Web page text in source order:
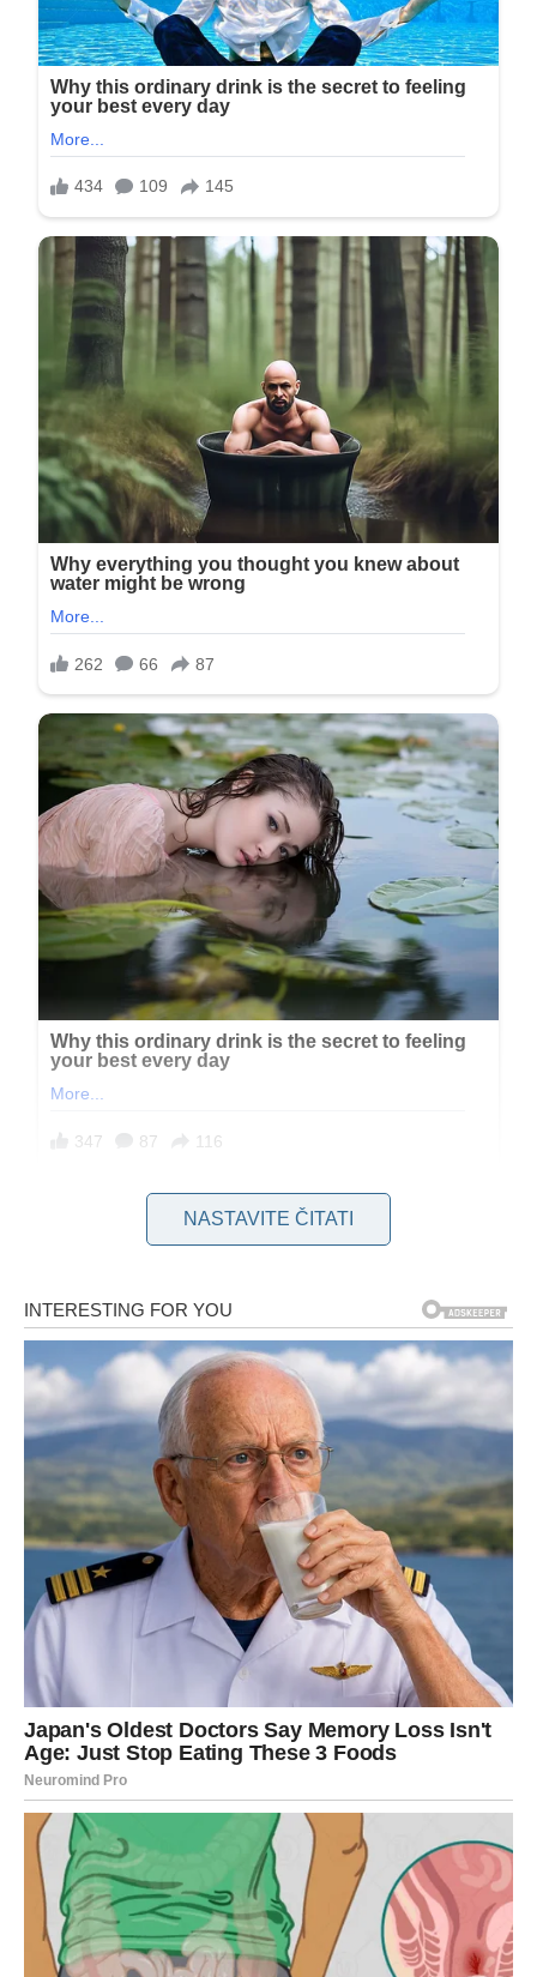
Njezina obitelj tvrdi da je Ava bila izložena kontinuiranom
zlostavljanju od strane svojih vršnjaka, što je na kraju dovelo
ljubaznosti i vedrom duhu, no iza njenog osmijeha skrivala se
duboka patnja koju nitko nije primijetio na vrijeme.
Tetka preminule djevojčice, Paige Day, nije mogla zadržati
suze dok je govorila o gubitku, ističući koliko bi voljela da je
Ava znala da nije bila sama. Te riječi sada odjekuju u srcima
svih koji su poznavali Avi, podsjećajući nas na to koliko je
važno pružiti ljubav, podršku i razumijevanje djeci, čak i kad ne
govore o svom bolu.
Kako bi odali počast svojoj voljenoj, obitelj je organizirala marš
protiv vršnjačkog nasilja, gdje su okupljeni nosili plakate sa
snažnim porukama, poput „Zaustavite zlostavljanje“ i „Dobrota
je važna“. Ovaj marš bio je poziv svim zajednicama da se
povežu i djeluju u borbi protiv nasilja među mladima. Obitelj je
istaknula koliko je važno prepoznati ne samo fizičko nasilje,
već i emocionalno zlostavljanje koje djeca često skrivaju zbog
straha i srama.
NASTAVITE ČITATI